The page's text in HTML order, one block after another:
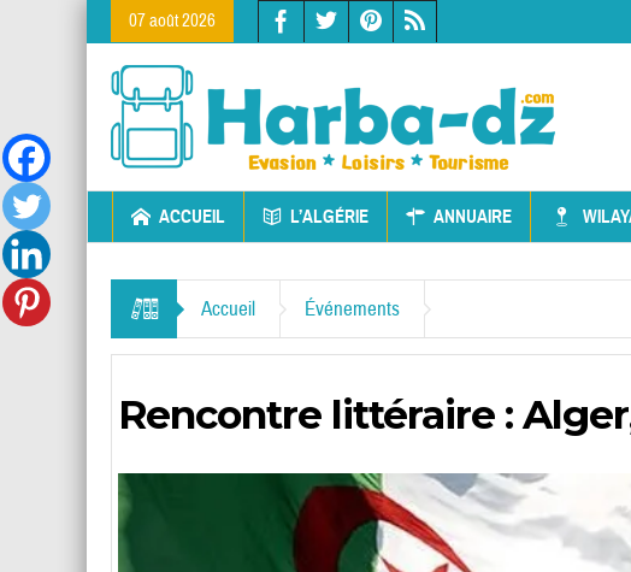
07 août 2026
ACCUEIL L’ALGÉRIE ANNUAIRE
Accueil Événements
Rencontre littéraire :